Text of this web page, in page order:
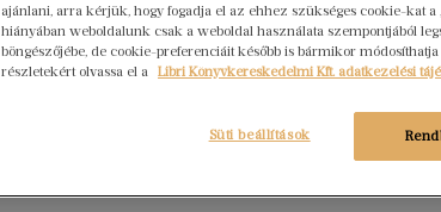
ajánlani, arra kérjük, hogy fogadja el az ehhez szükséges cookie-kat a
hiányában weboldalunk csak a weboldal használata szempontjából
böngészőjébe, de cookie-preferenciáit később is bármikor
részletekért olvassa el a
Libri Könyvkereskedelmi Kft. adatkezelési
Süti beállítások